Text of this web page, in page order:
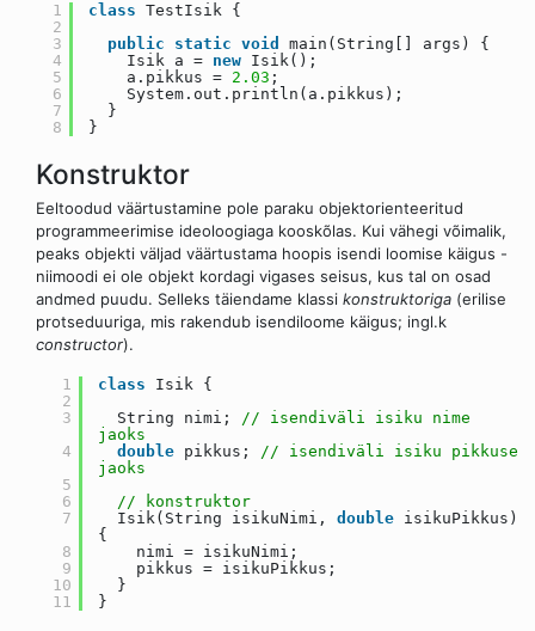
1
2
3
4
5
6
7
8
class TestIsik {
public
static void
main(String[] args) {
Isik a = new Isik();
a.pikkus = 2.03 ;
System.out.println(a.pikkus);
}
}
Konstruktor
Eeltoodud väärtustamine pole paraku objektorienteeritud
programmeerimise ideoloogiaga kooskõlas. Kui vähegi võimalik,
peaks objekti väljad väärtustama hoopis isendi loomise käigus -
niimoodi ei ole objekt kordagi vigases seisus, kus tal on osad
andmed puudu. Selleks täiendame klassi konstruktoriga (erilise
protseduuriga, mis rakendub isendiloome käigus; ingl.k
constructor).
1
2
3
4
5
6
7
8
9
10
11
class
Isik {
String nimi; // isendiväli isiku nime
jaoks
double pikkus; // isendiväli isiku pikkuse
jaoks
// konstruktor
Isik(String isikuNimi, double isikuPikkus)
{
nimi = isikuNimi;
pikkus = isikuPikkus;
}
}